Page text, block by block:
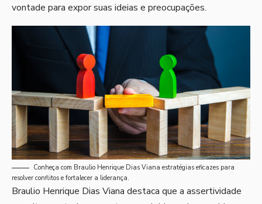
vontade para expor suas ideias e preocupações.
Conheça com Braulio Henrique Dias Viana estratégias eficazes para
resolver conflitos e fortalecer a liderança.
Braulio Henrique Dias Viana destaca que a assertividade